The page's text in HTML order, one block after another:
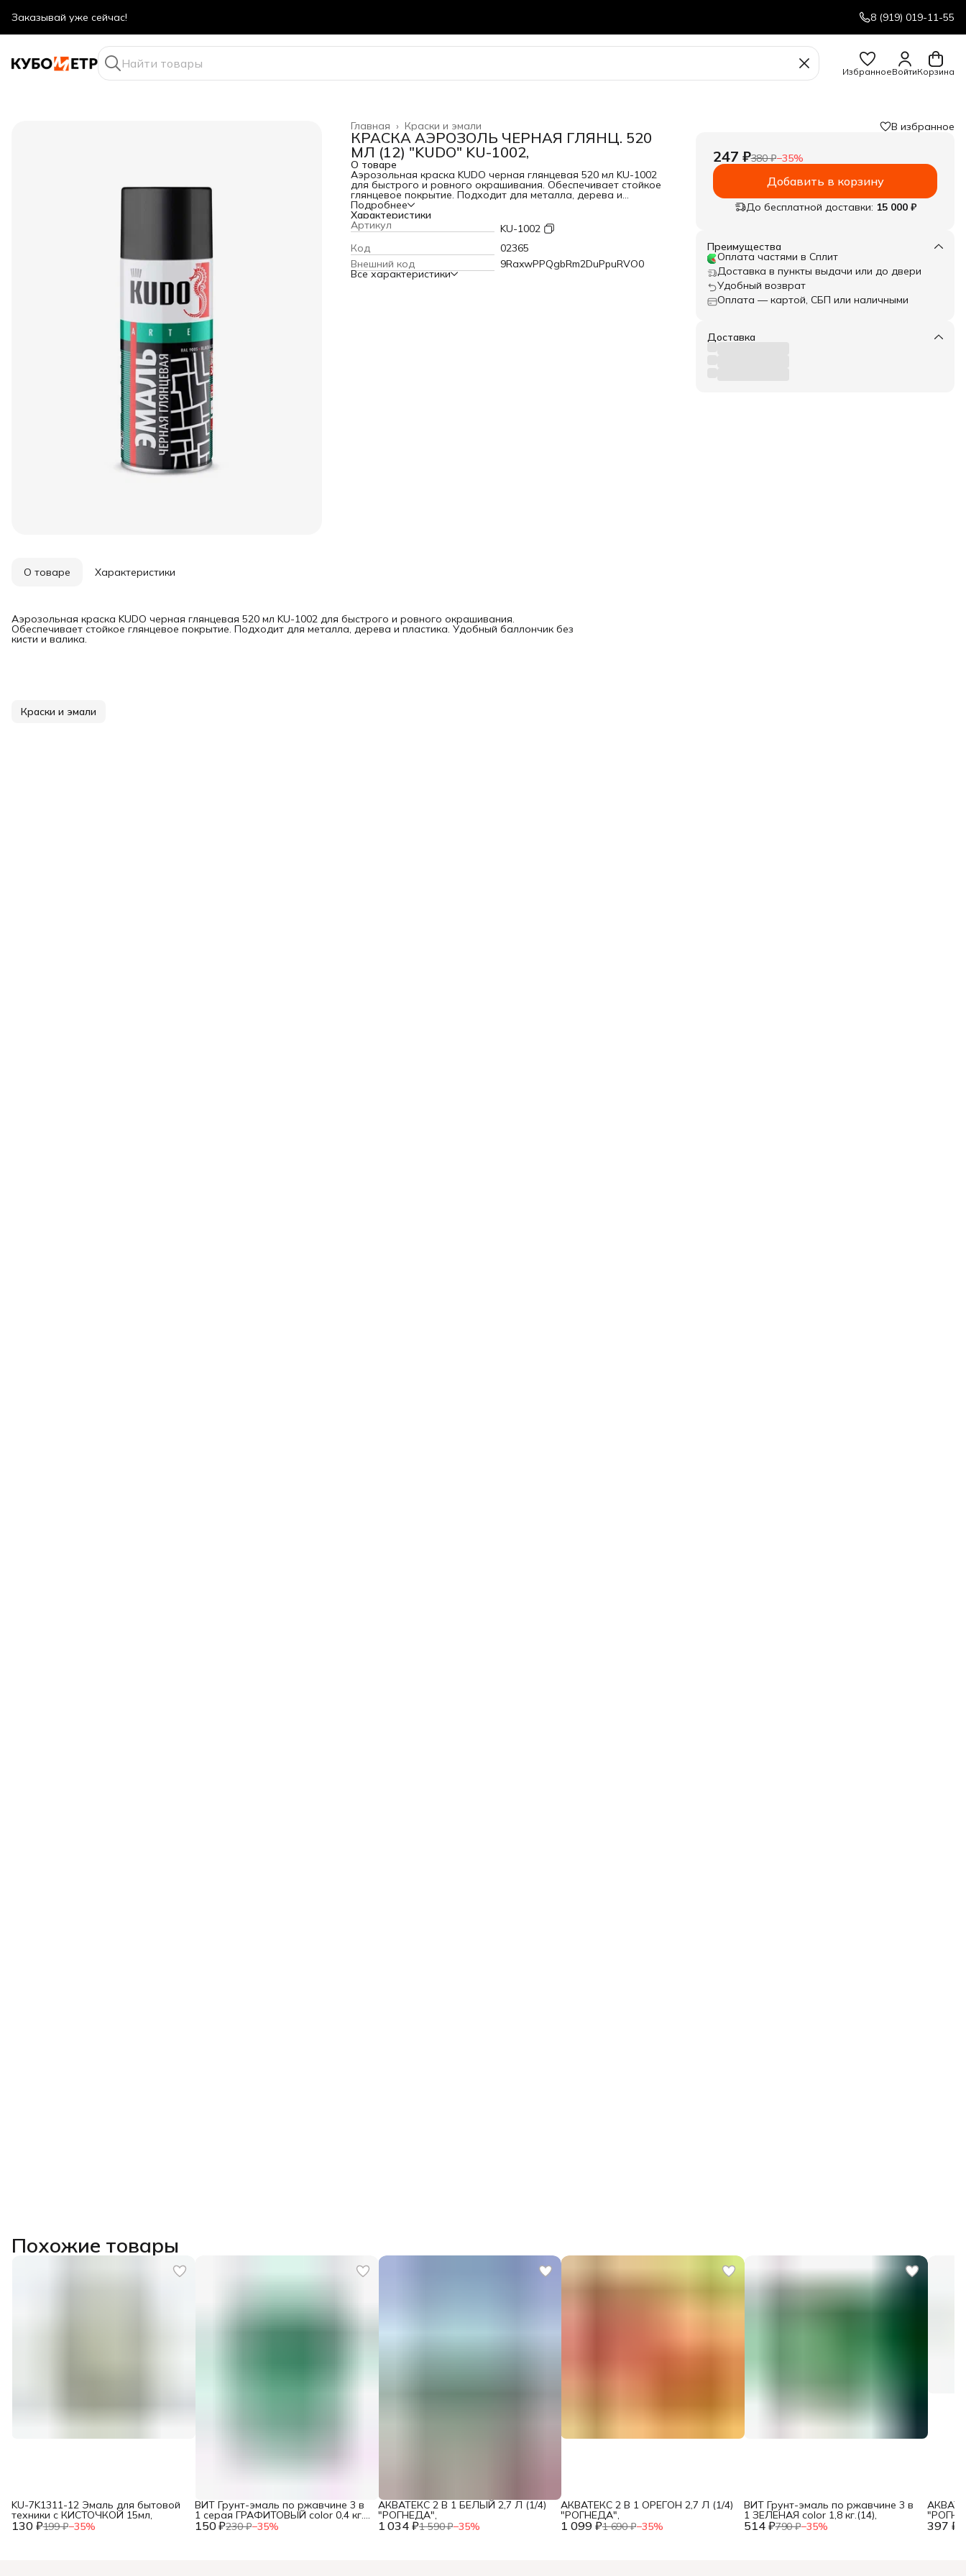
Оптовые цены даже для физ. лиц 8 (919) 019-11-55
ИзбранноеВойтиКорзина
Краски и эмали
Главная ›
КРАСКА АЭРОЗОЛЬ ЧЕРНАЯ ГЛЯНЦ. 520
МЛ (12) "KUDO" KU-1002,
О товаре
Аэрозольная краска KUDO черная глянцевая 520 мл KU-1002
для быстрого и ровного окрашивания. Обеспечивает стойкое
глянцевое покрытие. Подходит для металла, дерева и
пластика. Удобный баллончик без кисти и валика.
Подробнее
Характеристики
Артикул
KU-1002
Код
02365
Внешний код
9RaxwPPQgbRm2DuPpuRVO0
Все характеристики
В избранное
247 ₽380 ₽−35%
Добавить в корзину
До бесплатной доставки: 15 000 ₽
Преимущества
Оплата частями в Сплит
Доставка в пункты выдачи или до двери
Удобный возврат
Оплата — картой, СБП или наличными
Доставка
О товаре Характеристики
Аэрозольная краска KUDO черная глянцевая 520 мл KU-1002 для быстрого и ровного окрашивания.
Обеспечивает стойкое глянцевое покрытие. Подходит для металла, дерева и пластика. Удобный баллончик без
кисти и валика.
Краски и эмали
Похожие товары
130 ₽199 ₽−35%
KU-7K1311-12 Эмаль для бытовой
техники с КИСТОЧКОЙ 15мл,
150 ₽230 ₽−35%
ВИТ Грунт-эмаль по ржавчине 3 в
1 серая ГРАФИТОВЫЙ color 0,4 кг.
(14), 1 034 ₽1 590 ₽−35%
АКВАТЕКС 2 В 1 БЕЛЫЙ 2,7 Л (1/4)
"РОГНЕДА",
1 099 ₽1 690 ₽−35%
АКВАТЕКС 2 В 1 ОРЕГОН 2,7 Л (1/4)
"РОГНЕДА",
514 ₽790 ₽−35%
ВИТ Грунт-эмаль по ржавчине 3 в
1 ЗЕЛЕНАЯ color 1,8 кг.(14),
397 ₽